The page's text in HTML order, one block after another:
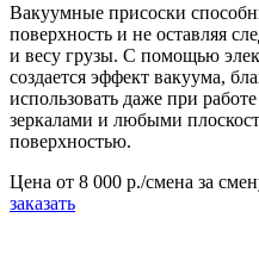
Вакуумные присоски
поверхность и не оставляя
и весу грузы. С помощью
создается эффект вакуума,
использовать даже при
зеркалами и любыми
поверхностью.
Цена от 8 000 р./смена за
заказать